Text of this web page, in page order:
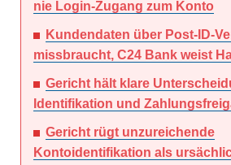
nie Login-Zugang zum Konto
Kundendaten über Post-ID-
missbraucht, C24 Bank weist
Gericht hält klare
Identifikation und
Gericht rügt unzureichende
Kontoidentifikation als